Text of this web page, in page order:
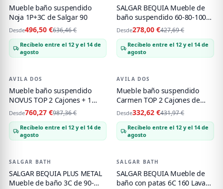
Mueble baño suspendido
Noja 1P+3C de Salgar 90
Desde496,50 €636,46 €
Recíbelo entre el 12 y el 14 de
agosto
SALGAR BEQUIA Mueble de
baño suspendido 60-80-100
Lavabo Constanza Negro
Desde278,00 €427,69 €
Recíbelo entre el 12 y el 14 de
agosto
-23%
AVILA DOS
Mueble baño suspendido
NOVUS TOP 2 Cajones + 1
Hueco de Avila dos 60-80-100-
Desde760,27 €987,36 €
Recíbelo entre el 12 y el 14 de
agosto
-23%
AVILA DOS
Mueble baño suspendido
Carmen TOP 2 Cajones de
Avila dos 60-70-80-90-100-
Desde332,62 €431,97 €
Recíbelo entre el 12 y el 14 de
agosto
-35%
SALGAR BATH
SALGAR BEQUIA PLUS METAL
Mueble de baño 3C de 90-
-35%
SALGAR BATH
SALGAR BEQUIA Mueble de
baño con patas 6C 160 Lavabo